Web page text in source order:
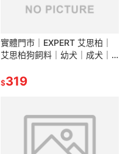
實體門市｜EXPERT 艾思柏｜
艾思柏狗飼料｜幼犬｜成犬｜
高齡犬｜鹿肉｜羊肉｜翔帥寵
$319